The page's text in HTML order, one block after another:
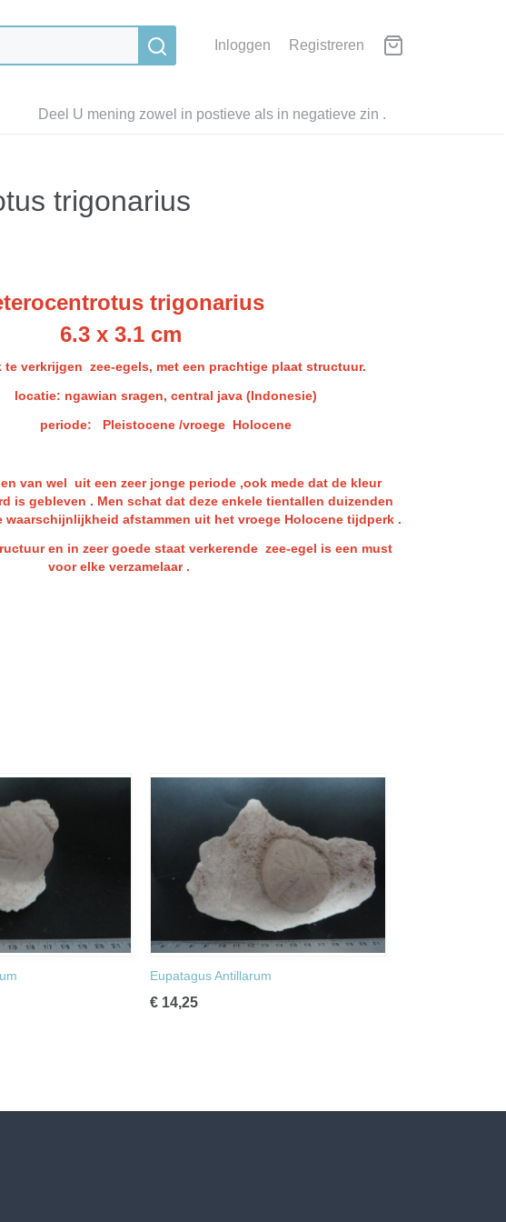
Inloggen Registreren
Deel U mening zowel in postieve als in negatieve zin .
trigonarius
trigonarius
6.3 x 3.1 cm
te verkrijgen zee-egels, met een prachtige plaat structuur.
ocatie: ngawian sragen, central java (Indonesie)
Pleistocene /vroege Holocene
van wel uit een zeer jonge periode ,ook mede dat de kleur
is gebleven . Men schat dat deze enkele tientallen duizenden
afstammen uit het vroege Holocene tijdperk .
en in zeer goede staat verkerende zee-egel is een must
voor elke verzamelaar .
Eupatagus Antillarum
€ 14,25